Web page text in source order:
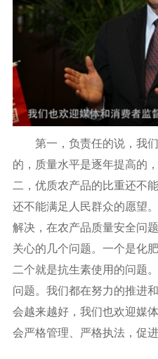
第一，负责任的说，我
的，质量水平是逐年提高的
二，优质农产品的比重还不
还不能满足人民群众的愿望
解决，在农产品质量安全问
关心的几个问题。一个是化
二个就是抗生素使用的问题
问题。我们都在努力的推进
会越来越好，我们也欢迎媒
会严格管理、严格执法，促进